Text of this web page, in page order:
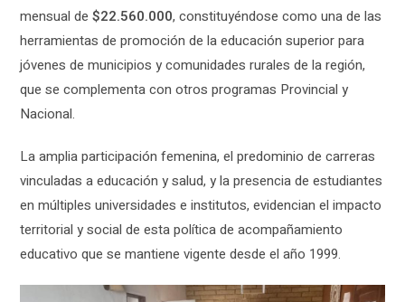
mensual de$22.560.000, constituyéndose como una de las
herramientas de promoción de la educación superior para
jóvenes de municipios y comunidades rurales de la región,
que se complementa con otros programas Provincial y
Nacional.
La amplia participación femenina, el predominio de carreras
vinculadas a educación y salud, y la presencia de estudiantes
en múltiples universidades e institutos, evidencian el impacto
territorial y social de esta política de acompañamiento
educativo que se mantiene vigente desde el año 1999.